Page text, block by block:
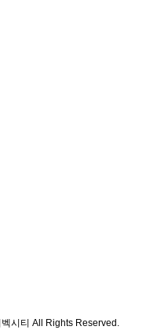
시티 All Rights Reserved.